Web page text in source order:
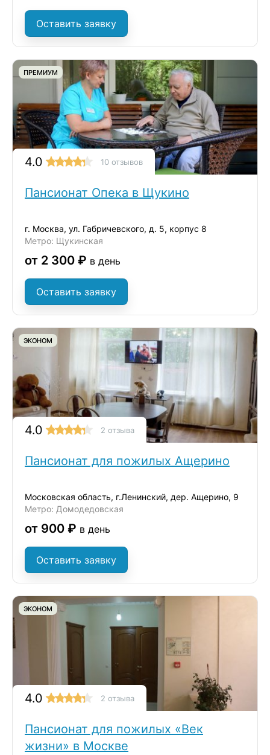
Оставить заявку
ПРЕМИУМ
4.0 10 отзывов
Пансионат Опека в Щукино
г. Москва, ул. Габричевского, д. 5, корпус 8
Метро: Щукинская
от 2 300 ₽ в день
Оставить заявку
ЭКОНОМ
4.0 2 отзыва
Пансионат для пожилых Ащерино
Московская область, г.Ленинский, дер. Ащерино, 9
Метро: Домодедовская
от 900 ₽ в день
Оставить заявку
ЭКОНОМ
4.0 2 отзыва
Пансионат для пожилых «Век
жизни» в Москве